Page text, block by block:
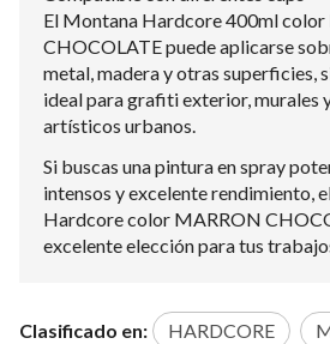
El Montana Hardcore 400ml
CHOCOLATE puede aplicarse
metal, madera y otras superficies,
ideal para grafiti exterior, murales
artísticos urbanos.
Si buscas una pintura en spray
intensos y excelente rendimiento,
Hardcore color MARRON
excelente elección para tus
Clasificado en: HARDCORE